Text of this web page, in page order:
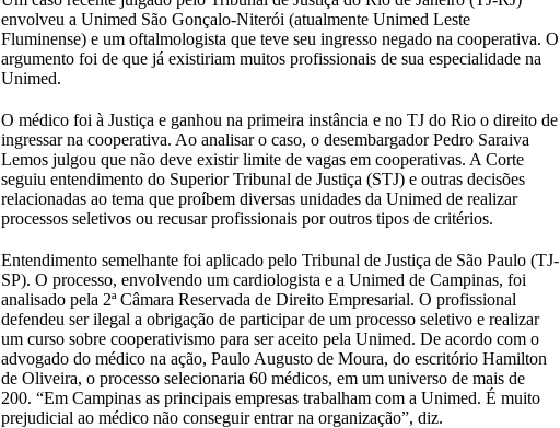
envolveu a Unimed São Gonçalo-Niterói (atualmente Unimed Leste
Fluminense) e um oftalmologista que teve seu ingresso negado na cooperativa. O
argumento foi de que já existiriam muitos profissionais de sua especialidade na
Unimed.
O médico foi à Justiça e ganhou na primeira instância e no TJ do Rio o direito de
ingressar na cooperativa. Ao analisar o caso, o desembargador Pedro Saraiva
Lemos julgou que não deve existir limite de vagas em cooperativas. A Corte
seguiu entendimento do Superior Tribunal de Justiça (STJ) e outras decisões
relacionadas ao tema que proíbem diversas unidades da Unimed de realizar
processos seletivos ou recusar profissionais por outros tipos de critérios.
Entendimento semelhante foi aplicado pelo Tribunal de Justiça de São Paulo (TJ-
SP). O processo, envolvendo um cardiologista e a Unimed de Campinas, foi
analisado pela 2ª Câmara Reservada de Direito Empresarial. O profissional
defendeu ser ilegal a obrigação de participar de um processo seletivo e realizar
um curso sobre cooperativismo para ser aceito pela Unimed. De acordo com o
advogado do médico na ação, Paulo Augusto de Moura, do escritório Hamilton
de Oliveira, o processo selecionaria 60 médicos, em um universo de mais de
200. “Em Campinas as principais empresas trabalham com a Unimed. É muito
prejudicial ao médico não conseguir entrar na organização”, diz.